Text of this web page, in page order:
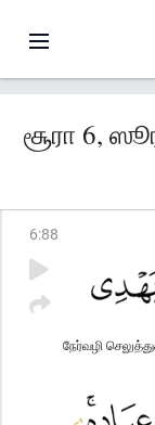
சூரா 6,
6:88
நேர்வழி